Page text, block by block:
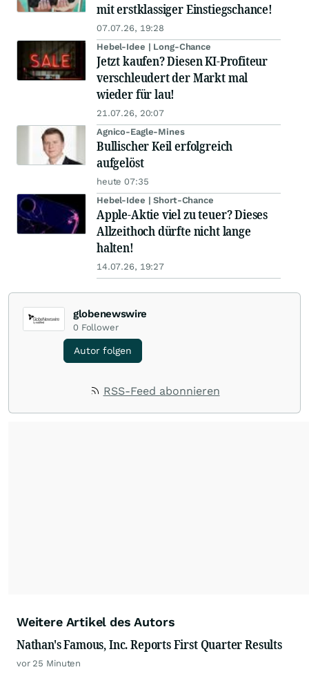
mit erstklassiger Einstiegschance!
07.07.26, 19:28
Hebel-Idee | Long-Chance
Jetzt kaufen? Diesen KI-Profiteur
verschleudert der Markt mal
wieder für lau!
21.07.26, 20:07
Agnico-Eagle-Mines
Bullischer Keil erfolgreich
aufgelöst
heute 07:35
Hebel-Idee | Short-Chance
Apple-Aktie viel zu teuer? Dieses
Allzeithoch dürfte nicht lange
halten!
14.07.26, 19:27
globenewswire
0 Follower
Autor folgen
RSS-Feed abonnieren
Weitere Artikel des Autors
Nathan's Famous, Inc. Reports First Quarter Results
vor 25 Minuten